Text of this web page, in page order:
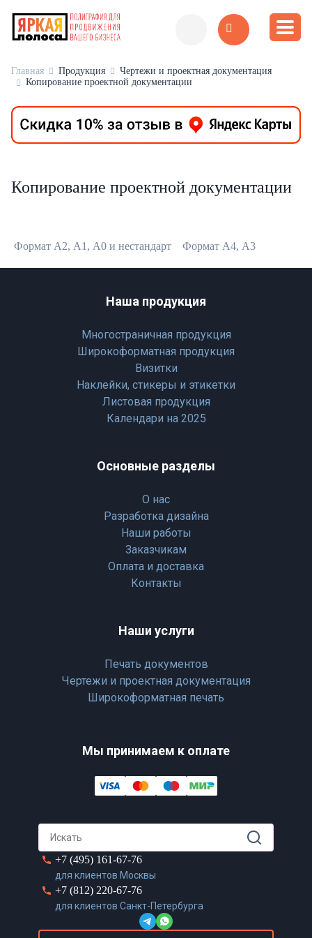
Главная Продукция
Чертежи и проектная документация
Копирование проектной документации
Копирование проектной документации
Формат А2, А1, А0 и нестандарт Формат А4, А3
Наша продукция
Многостраничная продукция
Широкоформатная продукция
Визитки
Наклейки, стикеры и этикетки
Листовая продукция
Календари на 2025
Основные разделы
О нас
Разработка дизайна
Наши работы
Заказчикам
Оплата и доставка
Контакты
Наши услуги
Печать документов
Чертежи и проектная документация
Широкоформатная печать
Мы принимаем к оплате
+7 (495) 161-67-76
для клиентов Москвы
+7 (812) 220-67-76
для клиентов Санкт-Петербурга